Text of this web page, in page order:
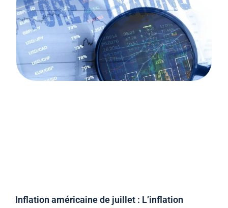
Inflation américaine de juillet : L’inflation